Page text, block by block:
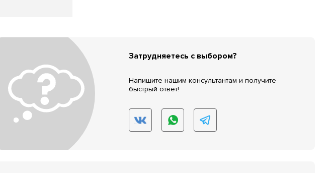
Затрудняетесь с выбором?
Напишите нашим консультантам и получите
быстрый ответ!